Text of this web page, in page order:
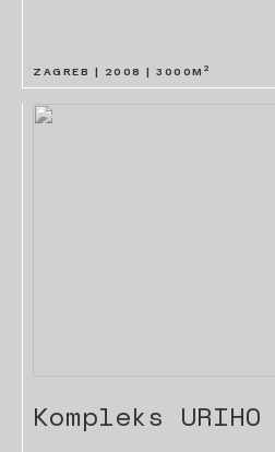
ZAGREB | 2008 | 3000M 2
Kompleks URIHO